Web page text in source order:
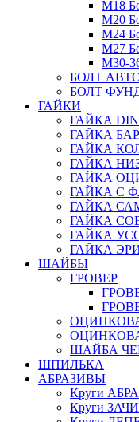
М18
М20
М24
М27
М30-
БОЛТ
БОЛТ
ГАЙКИ
ГАЙКА
ГАЙКА
ГАЙКА
ГАЙКА
ГАЙКА
ГАЙКА С
ГАЙКА
ГАЙКА
ГАЙКА
ГАЙКА
ШАЙБЫ
ГРОВЕР
ШАЙБА
ШПИЛЬКА
АБРАЗИВЫ
Круги
Круги